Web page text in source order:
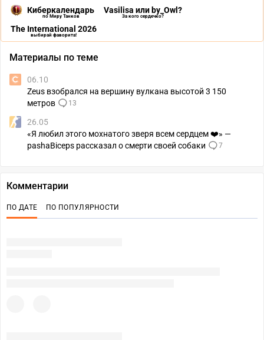
Киберкалендарь
по Миру Танков
Vasilisa или by_Owl?
За кого сердечко?
The International 2026
выбирай фаворита!
Материалы по теме
06.10
Zeus взобрался на вершину вулкана высотой 3 150
метров
13
26.05
«Я любил этого мохнатого зверя всем сердцем ❤️» —
pashaBiceps рассказал о смерти своей собаки
7
Комментарии
ПО ДАТЕ ПО ПОПУЛЯРНОСТИ